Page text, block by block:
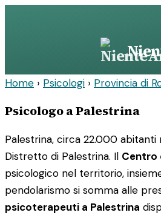
Home › Psicologi › Provincia di
Psicologo a Palestrina
Palestrina, circa 22.000 abitanti
Distretto di Palestrina. Il Centro
psicologico nel territorio,
pendolarismo si somma alle
psicoterapeuti a Palestrina